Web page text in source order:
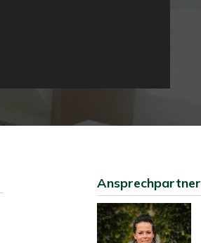
Ansprechpartner